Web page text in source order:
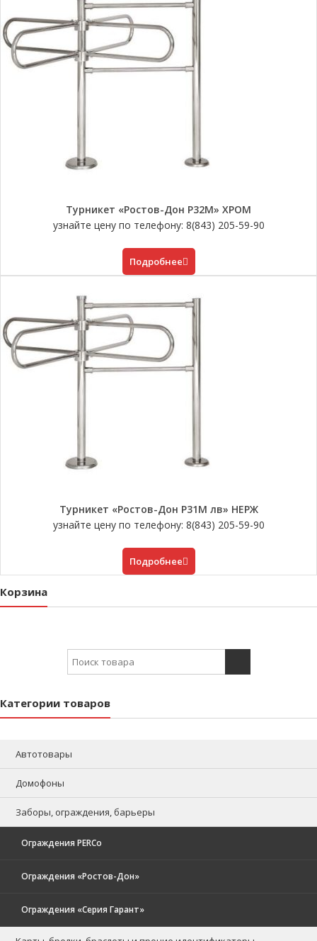
Турникет «Ростов-Дон Р32М» ХРОМ
узнайте цену по телефону: 8(843) 205-59-90
Подробнее
Турникет «Ростов-Дон Р31М лв» НЕРЖ
узнайте цену по телефону: 8(843) 205-59-90
Подробнее
Корзина
Search for:
Категории товаров
Автотовары
Домофоны
Заборы, ограждения, барьеры
Ограждения PERCo
Ограждения «Ростов-Дон»
Ограждения «Серия Гарант»